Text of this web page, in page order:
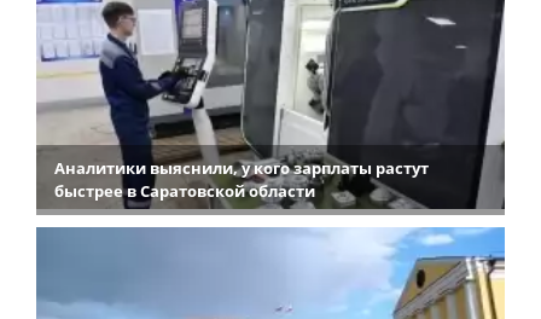
Аналитики выяснили, у кого зарплаты растут
быстрее в Саратовской области